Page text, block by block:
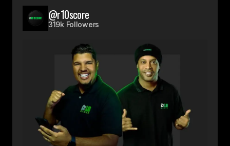
@r10score
319k Followers